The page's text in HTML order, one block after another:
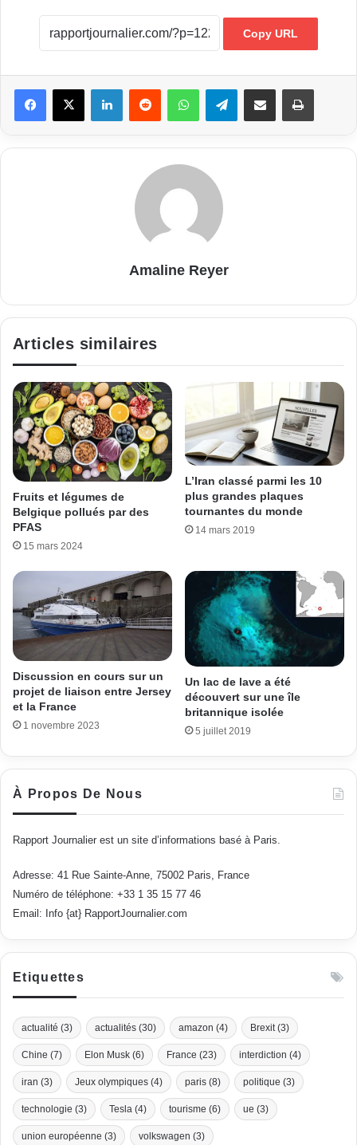
Copy URL
LinkedinReddit WhatsAppTelegramPartager par email Imprimer
Amaline Reyer
Articles similaires
Fruits et légumes de
Belgique pollués par des
PFAS
15 mars 2024
L’Iran classé parmi les 10
plus grandes plaques
tournantes du monde
14 mars 2019
Discussion en cours sur un
projet de liaison entre Jersey
et la France
1 novembre 2023
Un lac de lave a été
découvert sur une île
britannique isolée
5 juillet 2019
À Propos De Nous
Rapport Journalier est un site d’informations basé à Paris.
Adresse: 41 Rue Sainte-Anne, 75002 Paris, France
Numéro de téléphone: +33 1 35 15 77 46
Email: Info {at} RapportJournalier.com
Etiquettes
actualité (3) actualités (30) amazon (4) Brexit(3)
Chine (7) Elon Musk (6) France (23) interdiction (4)
iran (3) Jeux olympiques (4) paris (8) politique (3)
technologie (3) Tesla (4) tourisme (6) ue (3)
union européenne (3) volkswagen (3)